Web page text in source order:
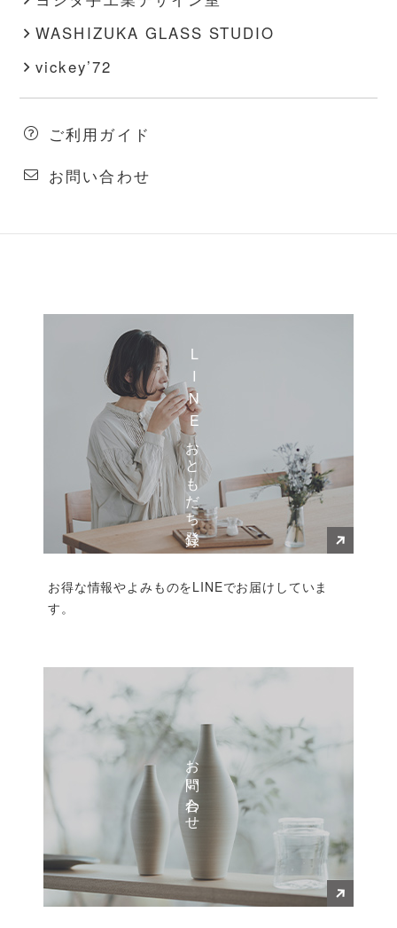
WASHIZUKA GLASS STUDIO
vickey’72
ご利用ガイド
お問い合わせ
LINEおともだち登録
お得な情報やよみものをLINEでお届けしていま
す。
お問い合わせ